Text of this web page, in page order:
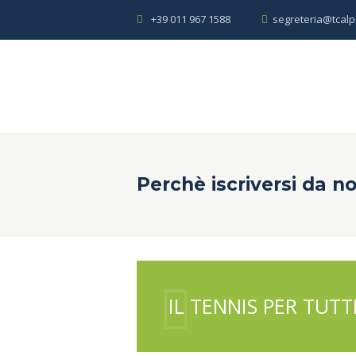
+39 011 967 1588
Perchè iscriversi da
IL TENNIS PER TUTTI